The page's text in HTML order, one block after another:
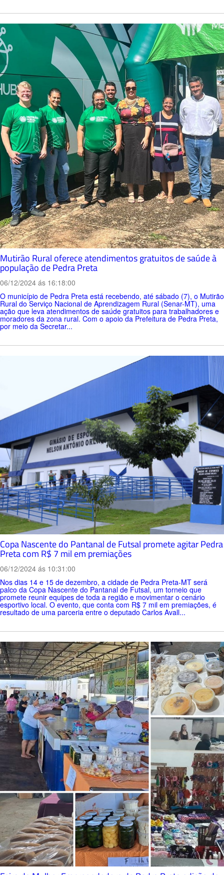
Mutirão Rural oferece atendimentos gratuitos de saúde à
população de Pedra Preta
06/12/2024 ás 16:18:00
O município de Pedra Preta está recebendo, até sábado (7), o Mutirão
Rural do Serviço Nacional de Aprendizagem Rural (Senar-MT), uma
ação que leva atendimentos de saúde gratuitos para trabalhadores e
moradores da zona rural. Com o apoio da Prefeitura de Pedra Preta,
por meio da Secretar...
Copa Nascente do Pantanal de Futsal promete agitar Pedra
Preta com R$ 7 mil em premiações
06/12/2024 ás 10:31:00
Nos dias 14 e 15 de dezembro, a cidade de Pedra Preta-MT será
palco da Copa Nascente do Pantanal de Futsal, um torneio que
promete reunir equipes de toda a região e movimentar o cenário
esportivo local. O evento, que conta com R$ 7 mil em premiações, é
resultado de uma parceria entre o deputado Carlos Avall...